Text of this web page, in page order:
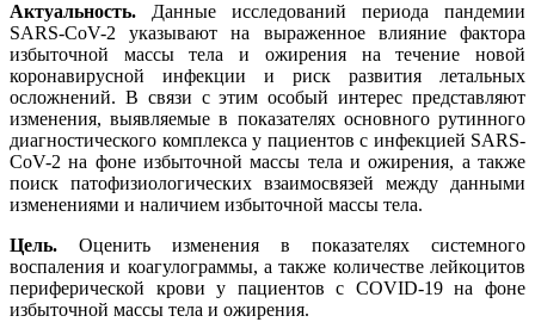
Актуальность. Данные исследований периода пандемии
SARS-CoV-2 указывают на выраженное влияние фактора
избыточной массы тела и ожирения на течение новой
коронавирусной инфекции и риск развития летальных
осложнений. В связи с этим особый интерес представляют
изменения, выявляемые в показателях основного рутинного
диагностического комплекса у пациентов с инфекцией SARS-
CoV-2 на фоне избыточной массы тела и ожирения, а также
поиск патофизиологических взаимосвязей между данными
изменениями и наличием избыточной массы тела.
Цель. Оценить изменения в показателях системного
воспаления и коагулограммы, а также количестве лейкоцитов
периферической крови у пациентов с COVID-19 на фоне
избыточной массы тела и ожирения.